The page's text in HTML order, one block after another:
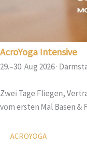
AcroYoga Intensive
29.–30. Aug 2026 ·
Zwei Tage Fliegen,
vom ersten Mal Basen &
ACROYOGA